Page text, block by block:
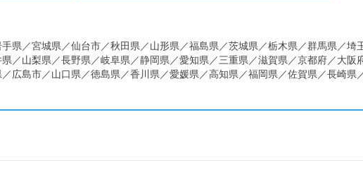
県／宮城県／仙台市／秋田県／山形県／福島県／茨城県／栃木県／群馬県／
／山梨県／長野県／岐阜県／静岡県／愛知県／三重県／滋賀県／京都府／大
広島市／山口県／徳島県／香川県／愛媛県／高知県／福岡県／佐賀県／長崎